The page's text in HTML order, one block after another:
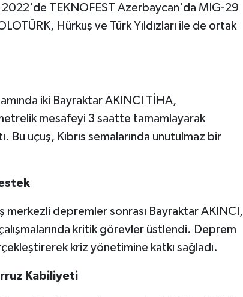
2022'de TEKNOFEST Azerbaycan'da MIG-29
Hürkuş ve Türk Yıldızları ile de ortak
iki Bayraktar AKINCI TİHA,
mesafeyi 3 saatte tamamlayarak
Bu uçuş, Kıbrıs semalarında unutulmaz bir
depremler sonrası Bayraktar AKINCI,
kritik görevler üstlendi. Deprem
kriz yönetimine katkı sağladı.
Kabiliyeti